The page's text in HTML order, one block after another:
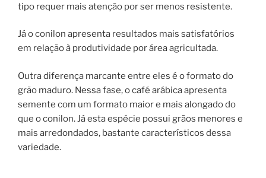
tipo requer mais atenção por ser menos resistente.
Já o conilon apresenta resultados mais satisfatórios
em relação à produtividade por área agricultada.
Outra diferença marcante entre eles é o formato do
grão maduro. Nessa fase, o café arábica apresenta
semente com um formato maior e mais alongado do
que o conilon. Já esta espécie possui grãos menores e
mais arredondados, bastante característicos dessa
variedade.